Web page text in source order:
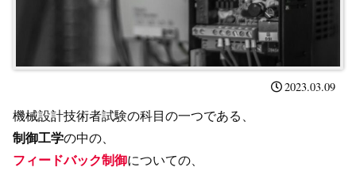
2023.03.09
機械設計技術者試験の科目の一つである、
制御工学の中の、
フィードバック制御についての、